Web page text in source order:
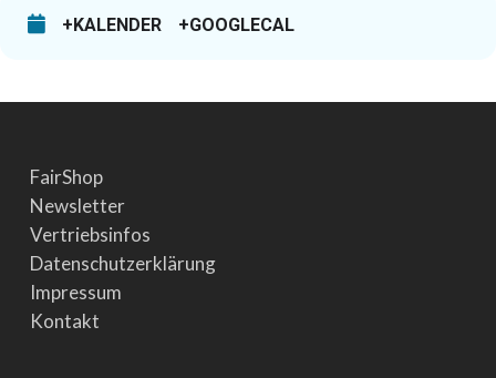
+KALENDER +GOOGLECAL
FairShop
Newsletter
Vertriebsinfos
Datenschutzerklärung
Impressum
Kontakt